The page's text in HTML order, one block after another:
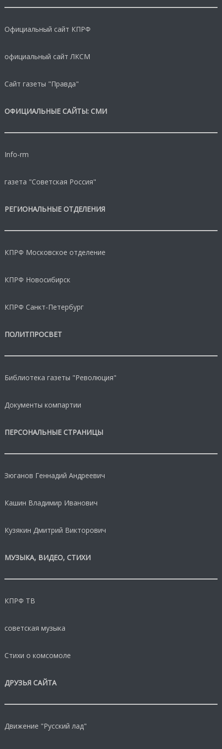
Официальный сайт КПРФ
официальный сайт ЛКСМ
Сайт газеты "Правда"
ОФИЦИАЛЬНЫЕ САЙТЫ: СМИ
Info-rm
газета "Советская Россия"
РЕГИОНАЛЬНЫЕ ОТДЕЛЕНИЯ
КПРФ Московское отделение
КПРФ Новосибирск
КПРФ Санкт-Петербург
ПОЛИТПРОСВЕТ
Библиотека газеты "Революция"
Документы компартии
ПЕРСОНАЛЬНЫЕ СТРАНИЦЫ
Зюганов Геннадий Андреевич
Кашин Владимир Иванович
Кузякин Дмитрий Викторович
МУЗЫКА, ВИДЕО, СТИХИ
КПРФ ТВ
советская музыка
Стихи о комсомоле
ДРУЗЬЯ САЙТА
Движение "Русский лад"